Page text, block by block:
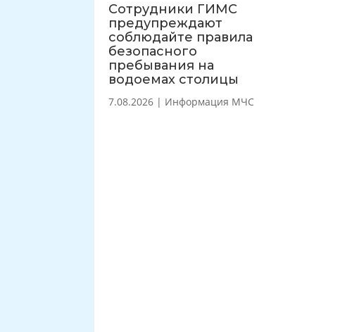
Сотрудники ГИМС
предупреждают
соблюдайте правила
безопасного
пребывания на
водоемах столицы
7.08.2026 | Информация МЧС